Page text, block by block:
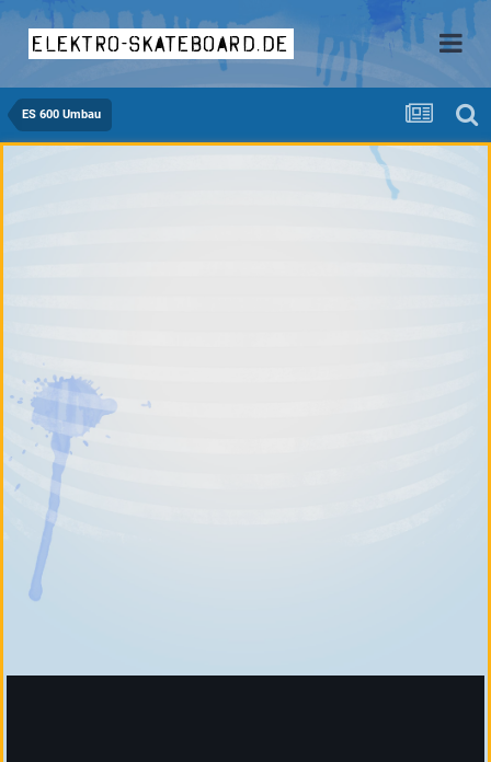
elektro-skateboard.de
ES 600 Umbau